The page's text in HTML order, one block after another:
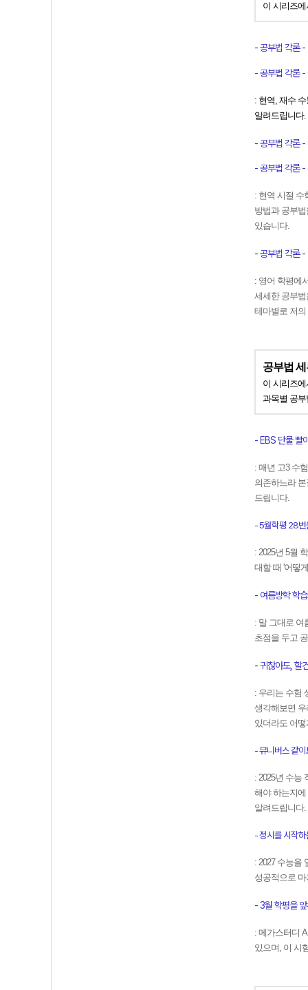
이 시리즈
- 공부법 각론
- 공부법 각론
: 현역, 재수
알려드립니다
- 공부법 각론
- 공부법 각론
: 현역 시절 수
방법과 공부
있습니다.
- 공부법 각론
: 영어 학평에
세세한 공부
테마별로 저
공부법
이 시리즈
과목별 공
- EBS 단물 빨
: 매년 고3 수
의존하느라
드립니다.
- 5월학평 28번
: 2025년 5월
대할 때 '어떻
- 여름방학 학
: 말 그대로 여
초점을 두고
- 귀찮아도, 할
: 우리는 수험
생각해보면
있더라도 어
- 뮤니버스 같이
: 2025년 수능
해야 하는지
알려드립니다.
- 정시를 시작
: 2027 수능을
성공적으로
- 3월 학평을
: 메가스터디
있으며, 이 시